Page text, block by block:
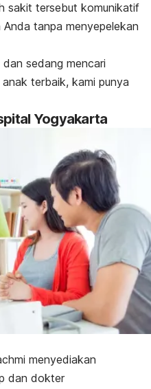
sakit tersebut komunikatif
tanpa menyepelekan
sedang mencari
terbaik, kami punya
Yogyakarta
menyediakan
dan dokter